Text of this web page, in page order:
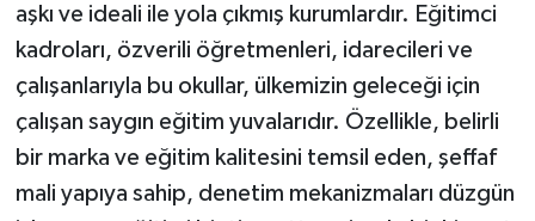
aşkı ve ideali ile yola çıkmış kurumlardır. Eğitimci
kadroları, özverili öğretmenleri, idarecileri ve
çalışanlarıyla bu okullar, ülkemizin geleceği için
çalışan saygın eğitim yuvalarıdır. Özellikle, belirli
bir marka ve eğitim kalitesini temsil eden, şeffaf
mali yapıya sahip, denetim mekanizmaları düzgün